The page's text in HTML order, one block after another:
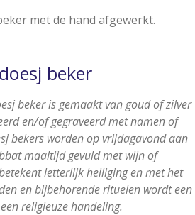
met de hand afgewerkt.
beker
beker is gemaakt van goud of zilver
en/of gegraveerd met namen of
bekers worden op vrijdagavond aan
maaltijd gevuld met wijn of
letterlijk heiliging en met het
en bijbehorende rituelen wordt een
religieuze handeling.